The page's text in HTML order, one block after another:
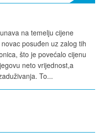
na temelju cijene
posuđen uz zalog tih
što je povećalo cijenu
neto vrijednost,a
To...